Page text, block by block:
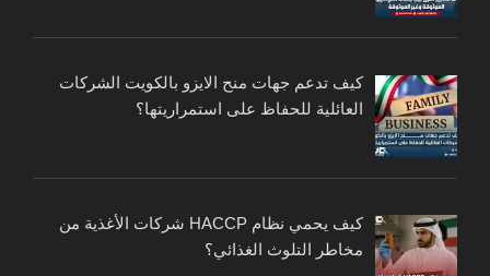
كيف تدعم جهات منح الايزو بالكويت الشركات
العائلية للحفاظ على استمراريتها؟
كيف يحمي نظام HACCP شركات الأغذية من
مخاطر التلوث الغذائي؟